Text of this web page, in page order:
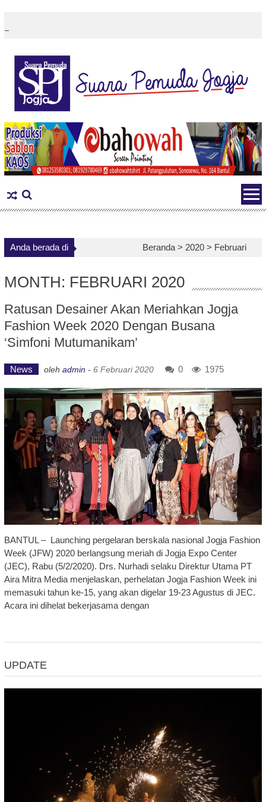
content
Anda berada di Beranda > 2020 > Februari
MONTH: FEBRUARI 2020
Ratusan Desainer Akan Meriahkan Jogja
Fashion Week 2020 Dengan Busana
‘Simfoni Mutumanikam’
News oleh admin - 6 Februari 2020 0 1975
BANTUL – Launching pergelaran berskala nasional Jogja Fashion
Week (JFW) 2020 berlangsung meriah di Jogja Expo Center
(JEC), Rabu (5/2/2020). Drs. Nurhadi selaku Direktur Utama PT
Aira Mitra Media menjelaskan, perhelatan Jogja Fashion Week ini
memasuki tahun ke-15, yang akan digelar 19-23 Agustus di JEC.
Acara ini dihelat bekerjasama dengan
UPDATE